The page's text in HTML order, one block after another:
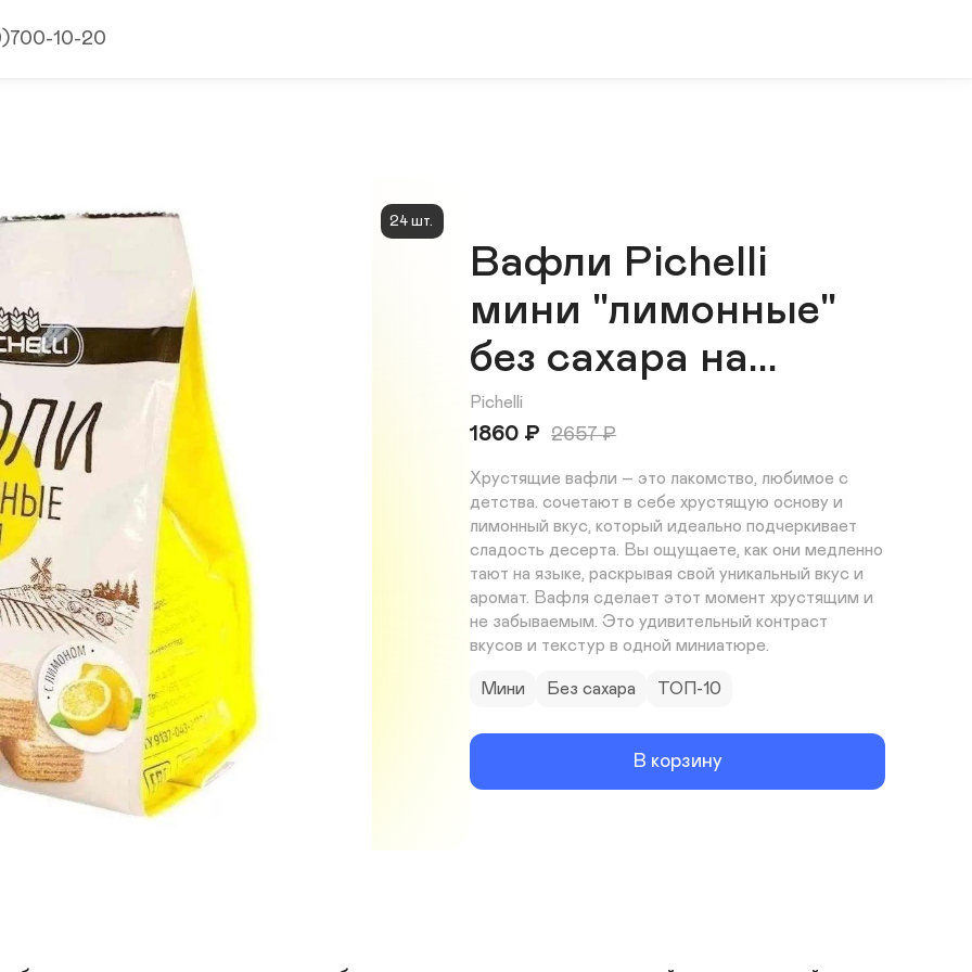
10-20
24 шт.
Вафли Pichelli
мини "лимонные"
без сахара на...
Pichelli
1860 ₽ 2657₽
Хрустящие вафли – это лакомство, любимое с
детства. сочетают в себе хрустящую основу и
лимонный вкус, который идеально подчеркивает
сладость десерта. Вы ощущаете, как они медленно
тают на языке, раскрывая свой уникальный вкус и
аромат. Вафля сделает этот момент хрустящим и
не забываемым. Это удивительный контраст
вкусов и текстур в одной миниатюре.
Мини Без сахара ТОП-10
В корзину